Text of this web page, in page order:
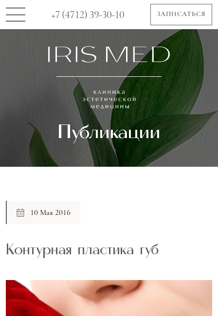
+7 (4712) 39-30-10 ЗАПИСАТЬСЯ
Публикации
10 Мая 2016
Контурная пластика губ